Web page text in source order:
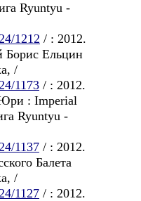
Ryuntyu -
1212 / : 2012.
Борис Ельцин
/
1173 / : 2012.
: Imperial
Ryuntyu -
1137 / : 2012.
Балета
/
1127 / : 2012.